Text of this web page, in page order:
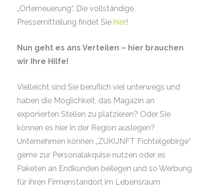
„Orterneuerung“. Die vollständige
Pressemitteilung findet Sie hier!
Nun geht es ans Verteilen – hier brauchen
wir Ihre Hilfe!
Vielleicht sind Sie beruflich viel unterwegs und
haben die Möglichkeit, das Magazin an
exponierten Stellen zu platzieren? Oder Sie
können es hier in der Region auslegen?
Unternehmen können „ZUKUNFT Fichtelgebirge“
gerne zur Personalakquise nutzen oder es
Paketen an Endkunden beilegen und so Werbung
für ihren Firmenstandort im Lebensraum